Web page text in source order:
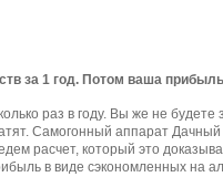
за 1 год. Потом ваша прибыль
раз в году. Вы же не
Самогонный аппарат
расчет, который это
в виде сэкономленных на